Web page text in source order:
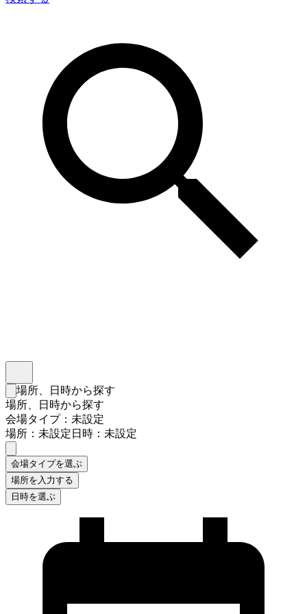
検索フォームを閉じる
場所、日時から探す
場所、日時から探す
会場タイプ：未設定
場所：未設定日時：未設定
会場タイプを選ぶ
場所を入力する
日時を選ぶ